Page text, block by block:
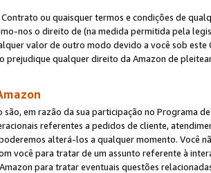
ou quaisquer termos e condições de
nos o direito de (na medida permitida pela
valor de outro modo devido a você sob
prejudique qualquer direito da Amazon de
são, em razão da sua participação no Programa
referentes a pedidos de cliente,
alterá-los a qualquer momento. Você
você para tratar de um assunto referente à
para tratar eventuais questões